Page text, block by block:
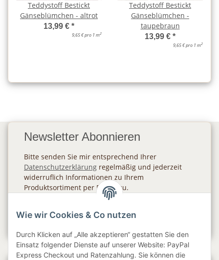
Teddystoff Bestickt
Gänseblümchen - altrot
13,99 € *
9,65 € pro 1 m2
Teddystoff Bestickt
Gänseblümchen -
taupebraun
13,99 € *
9,65 € pro 1 m2
Newsletter Abonnieren
Bitte senden Sie mir entsprechend Ihrer
Datenschutzerklärung regelmäßig und jederzeit
widerruflich Informationen zu Ihrem
Produktsortiment per E-Mail zu.
Wie wir Cookies & Co nutzen
Durch Klicken auf „Alle akzeptieren“ gestatten Sie den
Einsatz folgender Dienste auf unserer Website: PayPal
Express Checkout und Ratenzahlung. Sie können die